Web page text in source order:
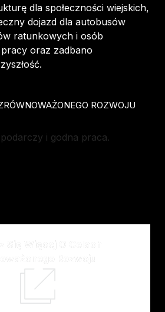
dla społeczności wiejskich,
dojazd dla autobusów
ratunkowych i osób
oraz zadbano
ROZWOJU